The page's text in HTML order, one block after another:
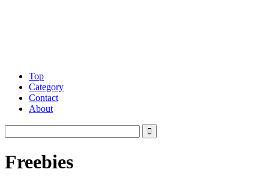
Top
Category
Contact
About
Freebies